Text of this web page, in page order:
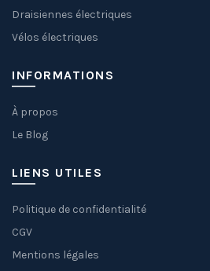
Draisiennes électriques
Vélos électriques
INFORMATIONS
À propos
Le Blog
LIENS UTILES
Politique de confidentialité
CGV
Mentions légales